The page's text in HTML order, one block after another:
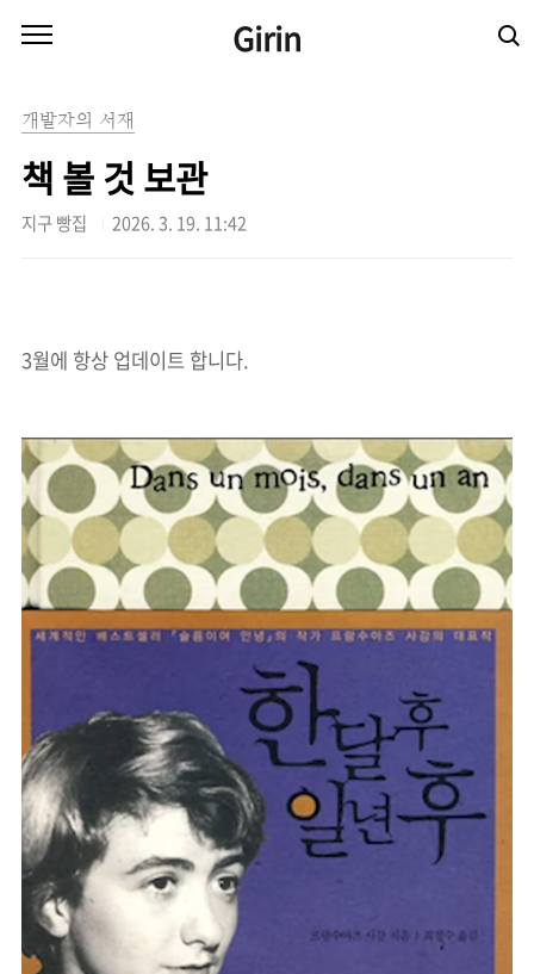
Girin
개발자의 서재
책 볼 것 보관
지구 빵집 2026. 3. 19. 11:42
3월에 항상 업데이트 합니다.